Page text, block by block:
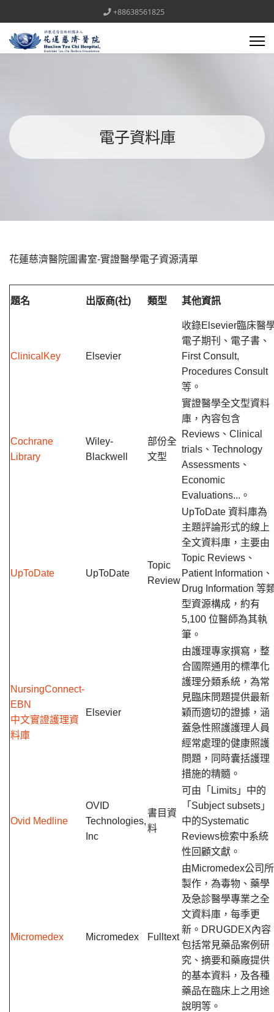
+88638561825
電子資料庫
花蓮慈濟醫院圖書室-實證醫學電子資源清單
題名 出版商(社) 類型 其他資訊
ClinicalKey Elsevier
收錄Elsevier臨床醫
電子期刊、電子書、
First Consult,
Procedures Consult
等。
Cochrane
Library
Wiley-
Blackwell
部份全
文型
實證醫學全文型資料
庫，內容包含
Reviews、Clinical
trials、Technology
Assessments、
Economic
Evaluations...。
UpToDate UpToDate
Topic
Review
UpToDate 資料庫為
主題評論形式的線上
全文資料庫，主要由
Topic Reviews、
Patient Information、
Drug Information 等
型資源構成，約有
5,100 位醫師為其執
筆。
NursingConnect-
EBN
中文實證護理資
料庫
Elsevier
由護理專家撰寫，整
合國際通用的標準化
護理分類系統，為常
見臨床問題提供最新
穎而適切的證據，涵
蓋急性照護護理人員
經常處理的健康照護
問題，同時囊括護理
措施的精髓。
Ovid Medline
OVID
Technologies,
Inc
書目資
料
可由「Limits」中的
「Subject subsets」
中的Systematic
Reviews檢索中系統
性回顧文獻。
Micromedex Micromedex Fulltext
由Micromedex公司所
製作，為毒物、藥學
及急診醫學專業之全
文資料庫，每季更
新。DRUGDEX內容
包括常見藥品案例研
究、摘要和藥廠提供
的基本資料，及各種
藥品在臨床上之用途
說明等。